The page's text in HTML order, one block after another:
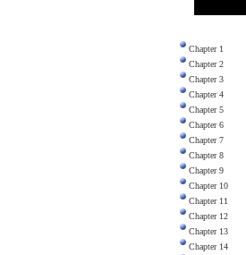
Chapter 1
Chapter 2
Chapter 3
Chapter 4
Chapter 5
Chapter 6
Chapter 7
Chapter 8
Chapter 9
Chapter 10
Chapter 11
Chapter 12
Chapter 13
Chapter 14